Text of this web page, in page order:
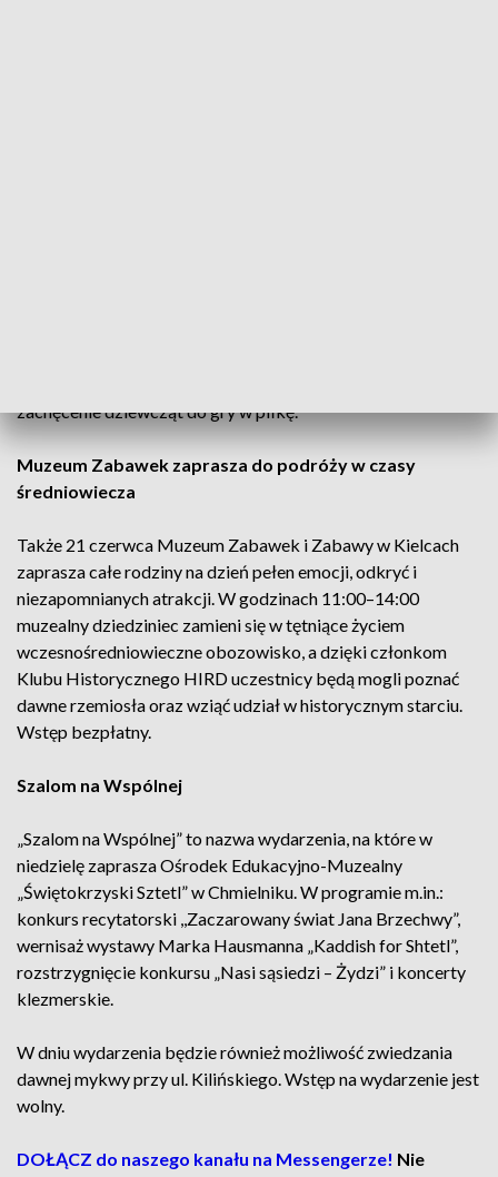
zachęcenie dziewcząt do gry w piłkę.
Muzeum Zabawek zaprasza do podróży w czasy
średniowiecza
Także 21 czerwca Muzeum Zabawek i Zabawy w Kielcach
zaprasza całe rodziny na dzień pełen emocji, odkryć i
niezapomnianych atrakcji. W godzinach 11:00–14:00
muzealny dziedziniec zamieni się w tętniące życiem
wczesnośredniowieczne obozowisko, a dzięki członkom
Klubu Historycznego HIRD uczestnicy będą mogli poznać
dawne rzemiosła oraz wziąć udział w historycznym starciu.
Wstęp bezpłatny.
Szalom na Wspólnej
„Szalom na Wspólnej” to nazwa wydarzenia, na które w
niedzielę zaprasza Ośrodek Edukacyjno-Muzealny
„Świętokrzyski Sztetl” w Chmielniku. W programie m.in.:
konkurs recytatorski ,,Zaczarowany świat Jana Brzechwy”,
wernisaż wystawy Marka Hausmanna „Kaddish for Shtetl”,
rozstrzygnięcie konkursu „Nasi sąsiedzi – Żydzi” i koncerty
klezmerskie.
W dniu wydarzenia będzie również możliwość zwiedzania
dawnej mykwy przy ul. Kilińskiego. Wstęp na wydarzenie jest
wolny.
DOŁĄCZ do naszego kanału na Messengerze! Nie